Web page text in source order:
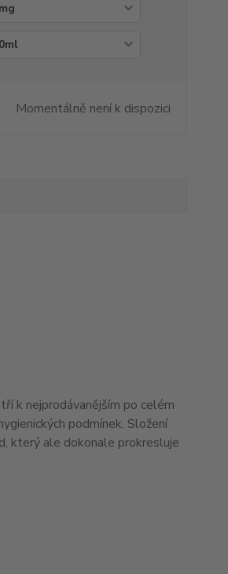
Momentálně není k dispozici
k nejprodávanějším po celém
podmínek. Složení
který ale dokonale prokresluje